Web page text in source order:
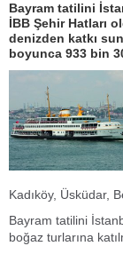
Bayram tatilini
İBB Şehir Hatları
denizden katkı
boyunca 933 bin
Kadıköy, Üsküdar,
Bayram tatilini
boğaz turlarına